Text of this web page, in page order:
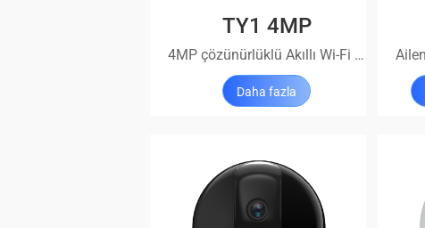
TY1 4MP
4MP çözünürlüklü Akıllı Wi-Fi Yatay-Dikey Hareketli Kamera
Daha fazla